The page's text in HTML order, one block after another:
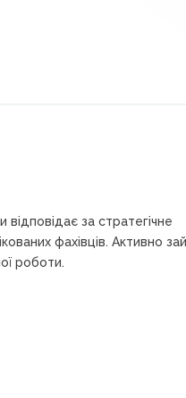
за стратегічне
фахівців. Активно
роботи.